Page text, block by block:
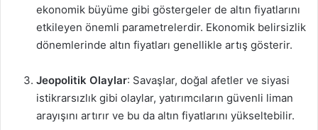
ekonomik büyüme gibi göstergeler de altın fiyatlarını
etkileyen önemli parametrelerdir. Ekonomik belirsizlik
dönemlerinde altın fiyatları genellikle artış gösterir.
Jeopolitik Olaylar: Savaşlar, doğal afetler ve siyasi
istikrarsızlık gibi olaylar, yatırımcıların güvenli liman
arayışını artırır ve bu da altın fiyatlarını yükseltebilir.